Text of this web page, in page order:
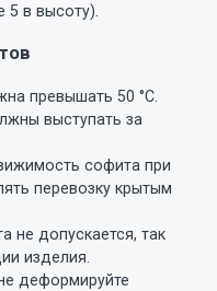
5 в высоту).
превышать 50 °С.
выступать за
софита при
перевозку крытым
не допускается, так
изделия.
деформируйте